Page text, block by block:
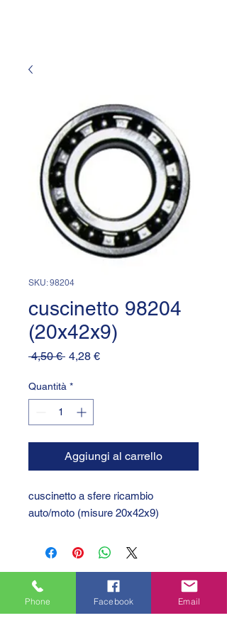
SKU: 98204
cuscinetto 98204
(20x42x9)
4,50 € Prezzo
4,28 €Prezzo
Quantità *
Aggiungi al carrello
cuscinetto a sfere ricambio
auto/moto (misure 20x42x9)
Phone Facebook Email